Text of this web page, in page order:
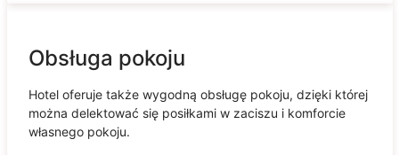
Obsługa pokoju
Hotel oferuje także wygodną obsługę pokoju, dzięki której
można delektować się posiłkami w zaciszu i komforcie
własnego pokoju.